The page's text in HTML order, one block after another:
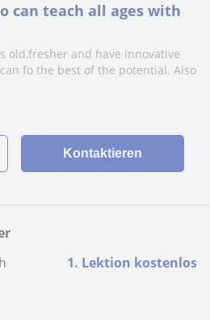
can teach all ages with
old,fresher and have innovative
fo the best of the potential. Also
Kontaktieren
1. Lektion kostenlos